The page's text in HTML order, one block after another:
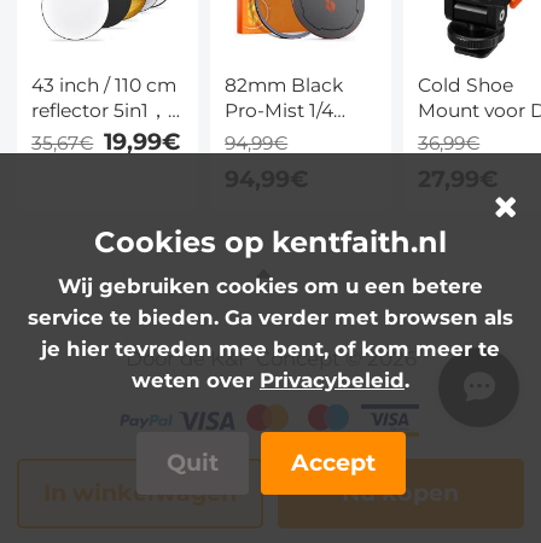
43 inch / 110 cm
reflector 5in1，
geschikt voor
fotografiestudioverlichting
35,67€ 19,99€
82mm Black
Pro-Mist 1/4
Filter Effect
Filter 28 Lagen
Waterdicht En
Krasbestendig
Met Metalen
Lensdop Nano-
X Serie
94,99€
Cold Shoe
Mount voor
Osmo
& Osmo
1/4"
Hot Shoe
Adapter –
Concept
36,99€
In winkelwagen Nu kopen
Door de K&F Concept © 2026
Cookies op kentfaith.nl
Wij gebruiken cookies om u een betere
service te bieden. Ga verder met browsen als
je hier tevreden mee bent, of kom meer te
weten over Privacybeleid.
Quit Accept